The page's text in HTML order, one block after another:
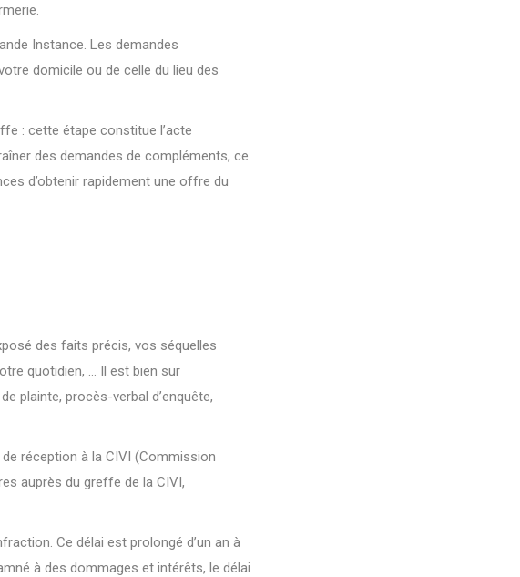
Instance. Les demandes
domicile ou de celle du lieu des
: cette étape constitue l’acte
des demandes de compléments, ce
d’obtenir rapidement une offre du
des faits précis, vos séquelles
quotidien, … Il est bien sur
plainte, procès-verbal d’enquête,
réception à la CIVI (Commission
auprès du greffe de la CIVI,
Ce délai est prolongé d’un an à
à des dommages et intérêts, le délai